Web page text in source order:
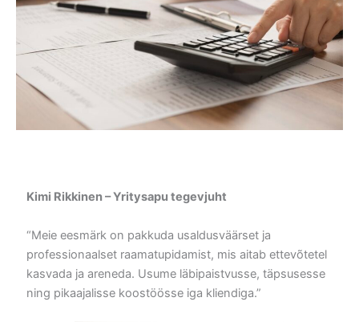
Kimi Rikkinen – Yritysapu tegevjuht
“Meie eesmärk on pakkuda usaldusväärset ja
professionaalset raamatupidamist, mis aitab ettevõtetel
kasvada ja areneda. Usume läbipaistvusse, täpsusesse
ning pikaajalisse koostöösse iga kliendiga.”